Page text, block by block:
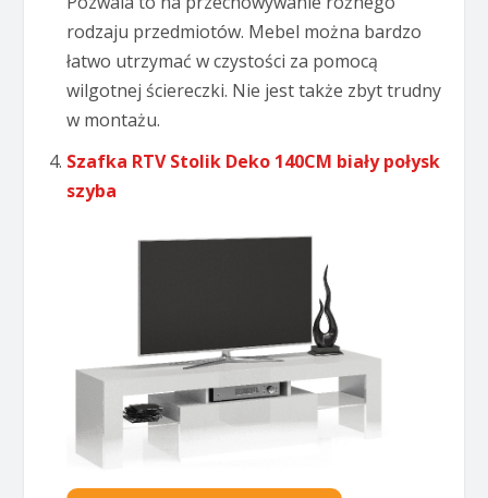
rodzaju przedmiotów. Mebel można bardzo
łatwo utrzymać w czystości za pomocą
wilgotnej ściereczki. Nie jest także zbyt trudny
w montażu.
Szafka RTV Stolik Deko 140CM biały połysk
szyba